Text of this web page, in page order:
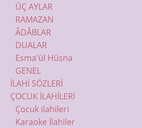
ÜÇ AYLAR
RAMAZAN
ÂDÂBLAR
DUALAR
Esma'ül Hüsna
GENEL
İLAHİ SÖZLERİ
ÇOCUK İLAHİLERİ
Çocuk ilahileri
Karaoke İlahiler